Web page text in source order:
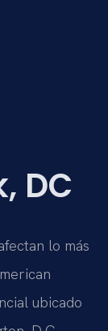
DC
lo más
ubicado